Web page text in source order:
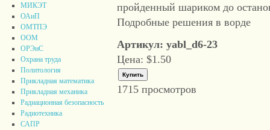
МИКЭТ
ОАиП
ОМТПЭ
ООМ
ОРЭиС
Охрана труда
Политология
Прикладная математика
Прикладная механика
Радиационная безопасность
Радиотехника
САПР
пройденный шариком до
Подробные решения в ворде
Артикул: yabl_d6-23
Цена: $1.50
1715 просмотров